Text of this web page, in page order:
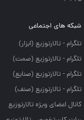
شبکه های اجتماعی
تلگرام - تالارتوزيع (ابزار)
تلگرام - تالارتوزيع (صمت)
تلگرام - تالارتوزيع (صنايع)
تلگرام - تالارتوزیع (صنف)
کانال اعضای ویژه تالارتوزیع